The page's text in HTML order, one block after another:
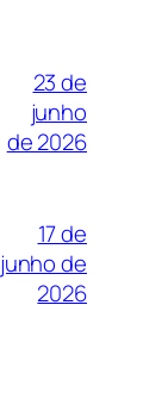
23 de
junho
de 2026
17 de
junho de
2026